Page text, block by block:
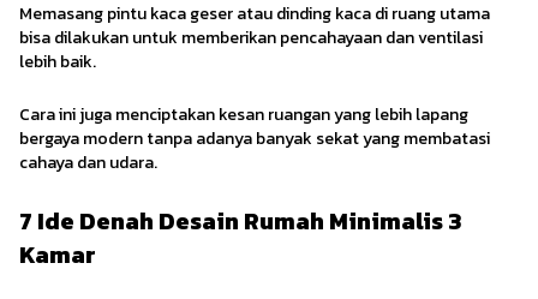
Memasang pintu kaca geser atau dinding kaca di ruang utama
bisa dilakukan untuk memberikan pencahayaan dan ventilasi
lebih baik.
Cara ini juga menciptakan kesan ruangan yang lebih lapang
bergaya modern tanpa adanya banyak sekat yang membatasi
cahaya dan udara.
7 Ide Denah Desain Rumah Minimalis 3
Kamar